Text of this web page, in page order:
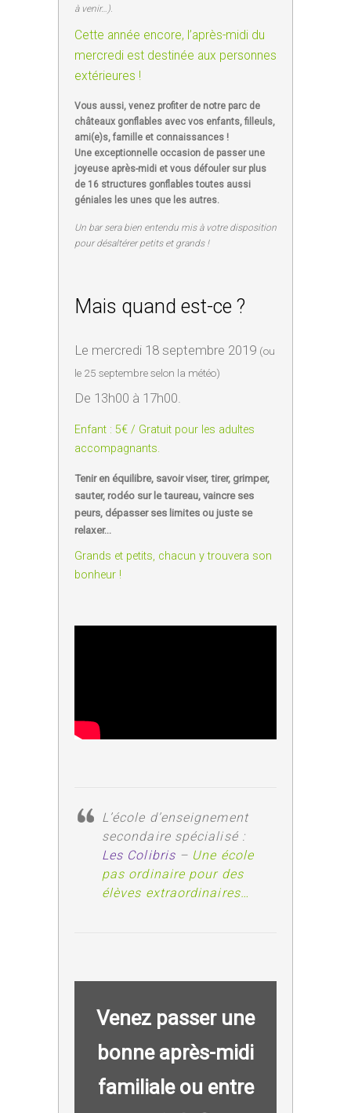
à venir…)
Cette année encore, l’après-midi du
mercredi est destinée aux personnes
extérieures !
Vous aussi, venez profiter de notre parc de
châteaux gonflables avec vos enfants, filleuls,
ami(e)s, famille et connaissances !
Une exceptionnelle occasion de passer une
joyeuse après-midi et vous défouler sur plus
de 16 structures gonflables toutes aussi
géniales les unes que les autres.
Un bar sera bien entendu mis à votre disposition
pour désaltérer petits et grands !
Mais quand est-ce ?
Le mercredi 18 septembre 2019 (ou
le 25 septembre selon la météo)
De 13h00 à 17h00.
Enfant : 5€ / Gratuit pour les adultes
accompagnants.
Tenir en équilibre, savoir viser, tirer, grimper,
sauter, rodéo sur le taureau, vaincre ses
peurs, dépasser ses limites ou juste se
relaxer…
Grands et petits, chacun y trouvera son
bonheur !
L’école d’enseignement
secondaire spécialisé :
Les Colibris– Une école
pas ordinaire pour des
élèves extraordinaires…
Venez passer une
bonne après-midi
familiale ou entre